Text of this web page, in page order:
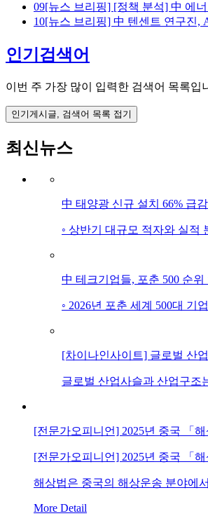
09[뉴스 브리핑] [정책 분석] 中 에
10[뉴스 브리핑] 中 텐센트 연구진,
인기검색어
이번 주 가장 많이 입력한 검색어 목록입
인기게시글, 검색어 목록 접기
최신뉴스
中 태양광 신규 설치 66% 급
◦ 상반기 대규모 적자와 실적
中 테크기업들, 포춘 500 순
◦ 2026년 포춘 세계 500대 기
[차이나인사이트] 글로벌 산
글로벌 산업사슬과 산업구조
[전문가오피니언] 2025년 중국 「
[전문가오피니언] 2025년 중국 「
해상법은 중국의 해상운송 분야에
More Detail